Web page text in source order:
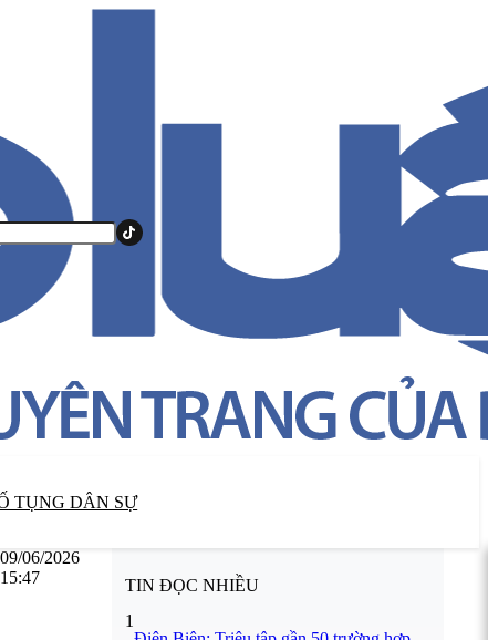
TỤNG DÂN SỰ
09/06/2026
15:47
TIN ĐỌC NHIỀU
1